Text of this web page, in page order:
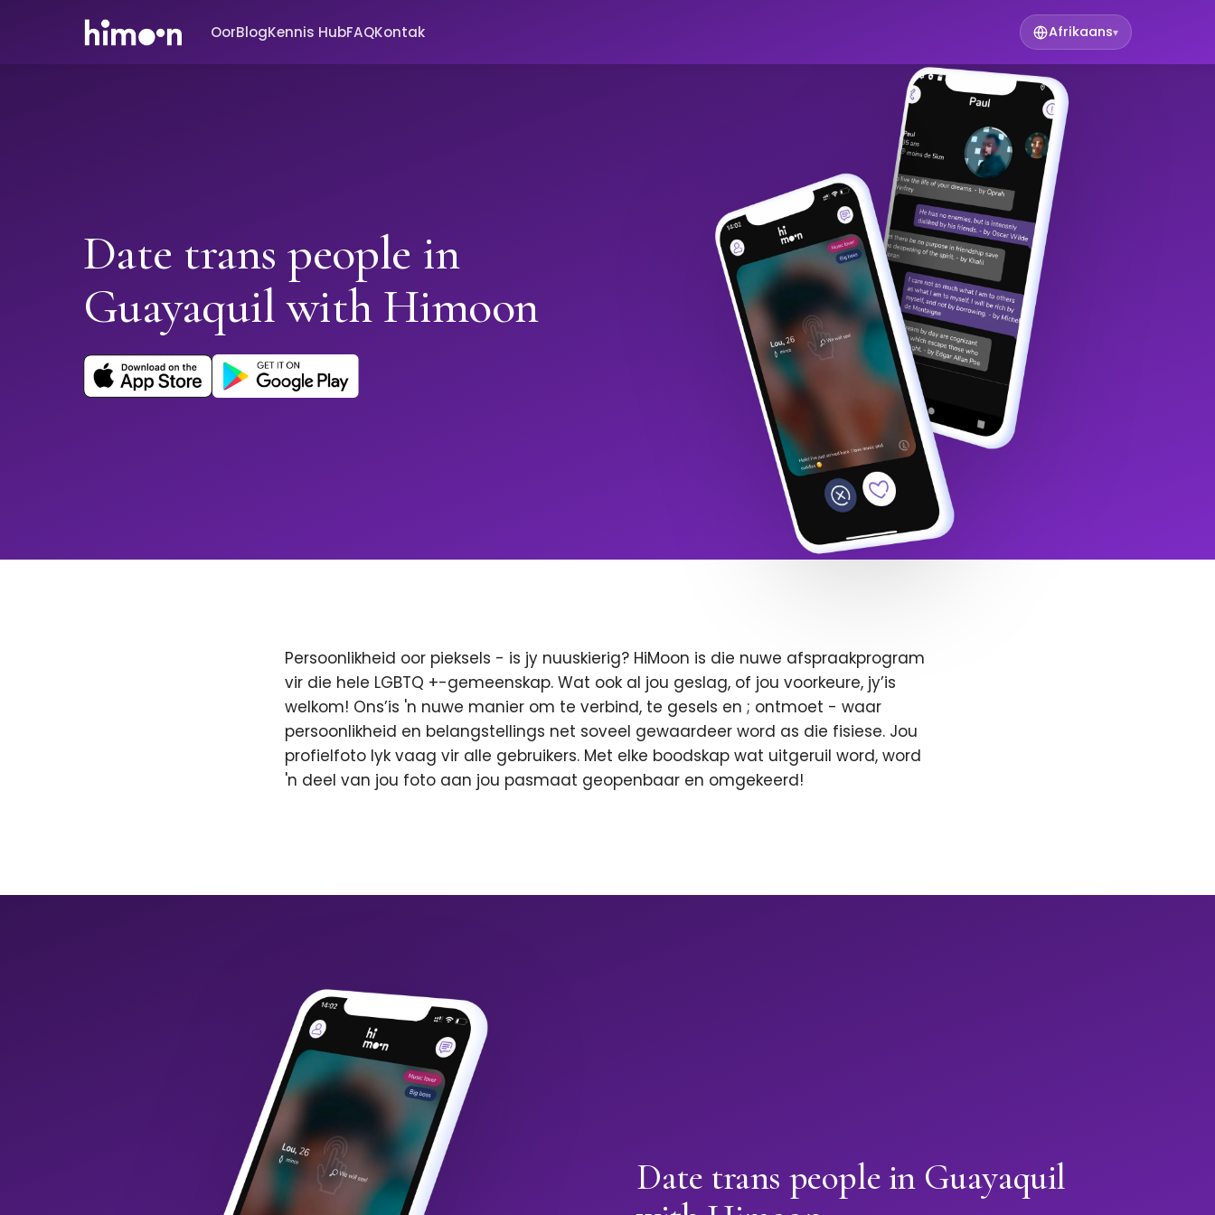
OorBlogKennis HubFAQKontak Afrikaans▾
Date trans people in
Guayaquil with Himoon
Persoonlikheid oor pieksels - is jy nuuskierig? HiMoon is die nuwe afspraakprogram
vir die hele LGBTQ +-gemeenskap. Wat ook al jou geslag, of jou voorkeure, jy’is
welkom! Ons’is 'n nuwe manier om te verbind, te gesels en ; ontmoet - waar
persoonlikheid en belangstellings net soveel gewaardeer word as die fisiese. Jou
profielfoto lyk vaag vir alle gebruikers. Met elke boodskap wat uitgeruil word, word
'n deel van jou foto aan jou pasmaat geopenbaar en omgekeerd!
Date trans people in Guayaquil